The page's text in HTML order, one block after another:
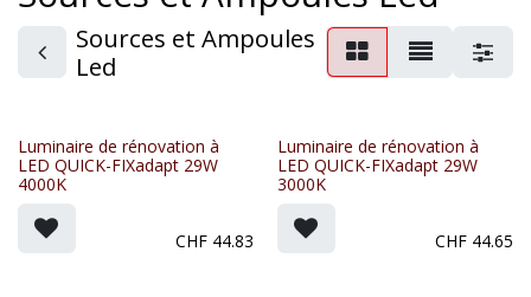
Sources et Ampoules
Led
Luminaire de rénovation à
LED QUICK-FIXadapt 29W
4000K
CHF 44.83
Luminaire de rénovation à
LED QUICK-FIXadapt 29W
3000K
CHF 44.65